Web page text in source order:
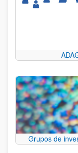
Grupos de